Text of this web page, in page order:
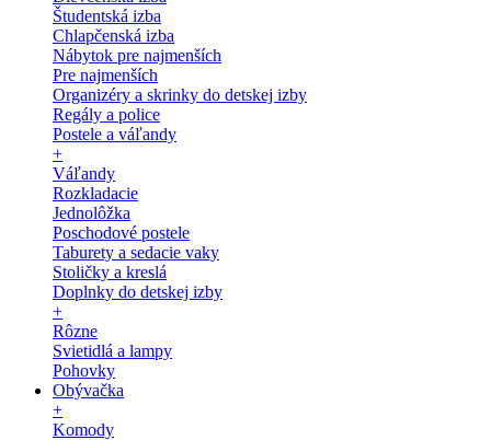
Študentská izba
Chlapčenská izba
Nábytok pre najmenších
Pre najmenších
Organizéry a skrinky do detskej izby
Regály a police
Postele a váľandy
+
Váľandy
Rozkladacie
Jednolôžka
Poschodové postele
Taburety a sedacie vaky
Stoličky a kreslá
Doplnky do detskej izby
+
Rôzne
Svietidlá a lampy
Pohovky
Obývačka
+
Komody